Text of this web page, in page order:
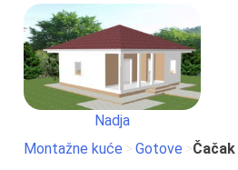
Nadja
Montažne kuće > Gotove >Čačak